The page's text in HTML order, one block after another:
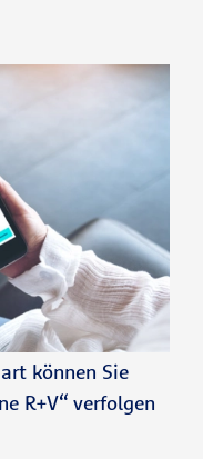
können Sie
R+V“ verfolgen